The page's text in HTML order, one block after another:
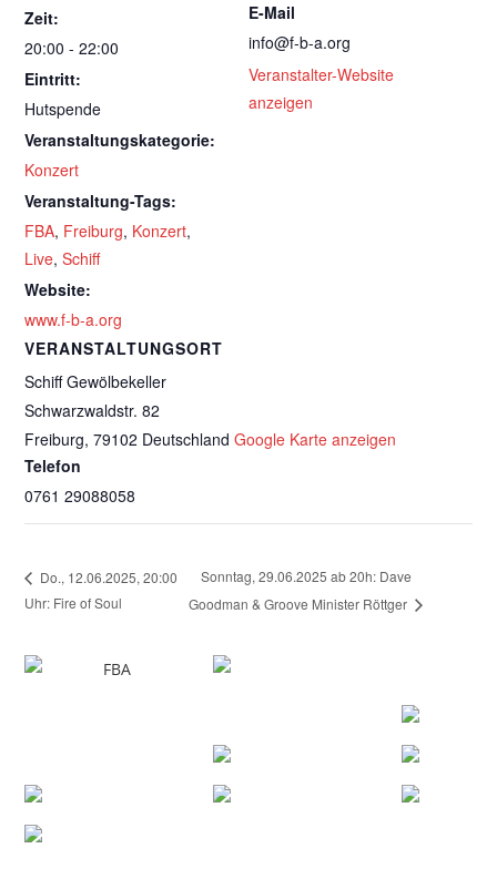
Zeit:
20:00 - 22:00
Eintritt:
Hutspende
Veranstaltungskategorie:
Konzert
Veranstaltung-Tags:
FBA, Freiburg, Konzert,
Live,Schiff
Website:
www.f-b-a.org
VERANSTALTUNGSORT
Schiff Gewölbekeller
Schwarzwaldstr. 82
Freiburg, 79102 Deutschland Google Karte anzeigen
Telefon
0761 29088058
E-Mail
info@f-b-a.org
Veranstalter-Website
anzeigen
Do., 12.06.2025, 20:00
Uhr: Fire of Soul
Sonntag, 29.06.2025 ab 20h: Dave
Goodman & Groove Minister Röttger